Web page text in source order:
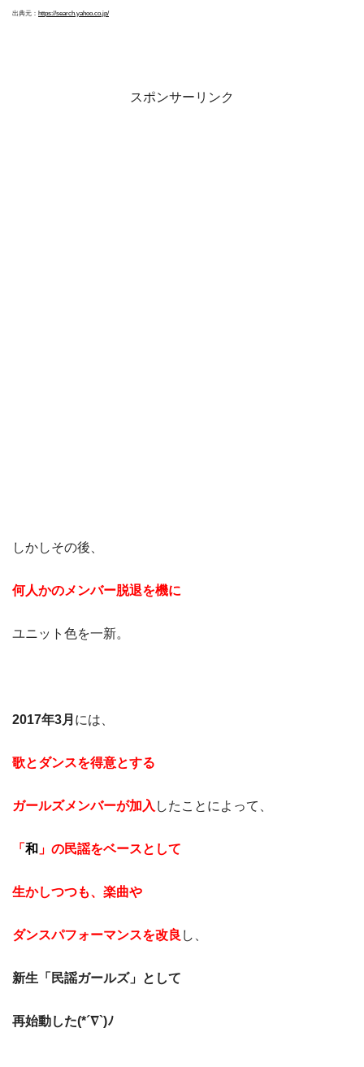
出典元： https://search.yahoo.co.jp/
スポンサーリンク
しかしその後、
何人かのメンバー脱退を機に
ユニット色を一新。
2017年3月 には、
歌とダンスを得意とする
ガールズメンバーが加入 したことによって、
「 和 」の民謡をベースとして
生かしつつも、 楽曲や
ダンスパフォーマンスを改良 し、
新生「民謡ガールズ」として
再始動した(*´∇`)ﾉ